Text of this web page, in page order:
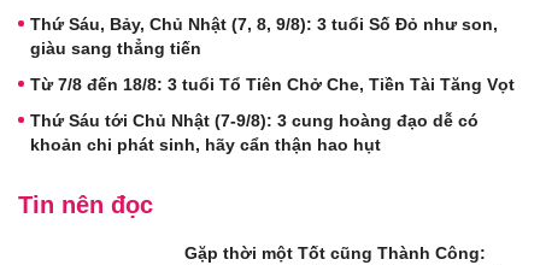
Thứ Sáu, Bảy, Chủ Nhật (7, 8, 9/8): 3 tuổi Số Đỏ như son,
giàu sang thẳng tiến
Từ 7/8 đến 18/8: 3 tuổi Tổ Tiên Chở Che, Tiền Tài Tăng Vọt
Thứ Sáu tới Chủ Nhật (7-9/8): 3 cung hoàng đạo dễ có
khoản chi phát sinh, hãy cẩn thận hao hụt
Tin nên đọc
Gặp thời một Tốt cũng Thành Công: